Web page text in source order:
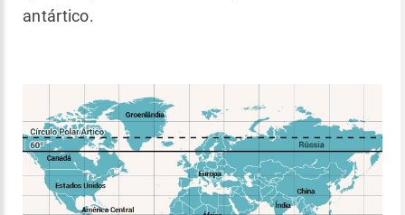
antártico.